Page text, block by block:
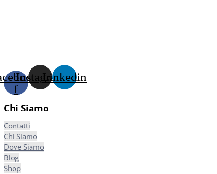
f
InstagramLinkedin
Chi Siamo
Contatti
Chi Siamo
Dove Siamo
Blog
Shop